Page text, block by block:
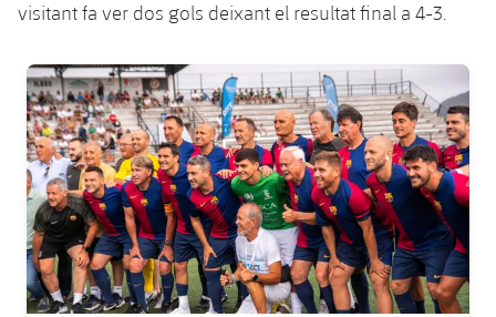
visitant fa ver dos gols deixant el resultat final a 4-3.
FC Barcelona club badge